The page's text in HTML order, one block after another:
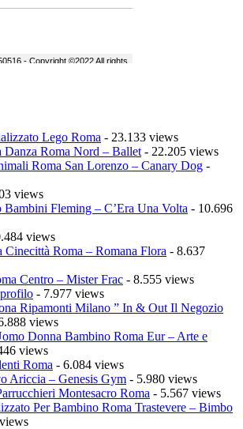
Lego Roma - 23.133 views
Roma Nord – Ballet - 22.205 views
Roma San Lorenzo – Canary Dog -
views
Fleming – C’Era Una Volta - 10.696
views
Cinecittà Roma – Romana Flora - 8.637
Centro – Mister Frac - 8.555 views
- 7.977 views
Ripamonti Milano ” In & Out Il Negozio
views
Donna Bambino Roma Eur – Arte e
views
Roma - 6.084 views
Ariccia – Genesis Gym - 5.980 views
Montesacro Roma - 5.567 views
Per Bambino Roma Trastevere – Bimbo